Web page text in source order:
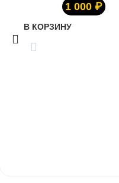
1 000 ₽
В КОРЗИНУ